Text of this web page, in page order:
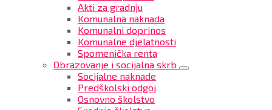
Akti za gradnju
Komunalna naknada
Komunalni doprinos
Komunalne djelatnosti
Spomenička renta
Obrazovanje i socijalna skrb
Socijalne naknade
Predškolski odgoj
Osnovno školstvo